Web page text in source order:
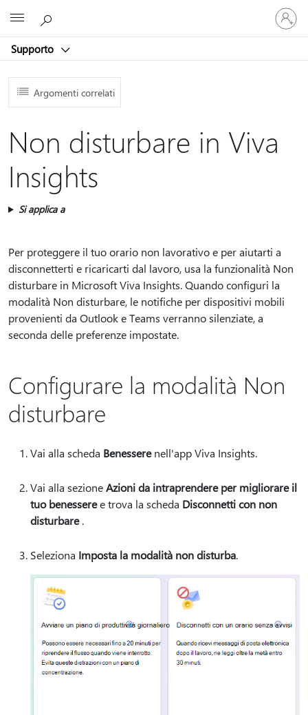
Supporto
Accedi
con
il
account
Argomenti correlati
Non disturbare in Viva
Insights
Si applica a
Per proteggere il tuo orario non lavorativo e per aiutarti a
disconnetterti e ricaricarti dal lavoro, usa la funzionalità Non
disturbare in Microsoft Viva Insights. Quando configuri la
modalità Non disturbare, le notifiche per dispositivi mobili
provenienti da Outlook e Teams verranno silenziate, a
seconda delle preferenze impostate.
Configurare la modalità Non
disturbare
Vai alla scheda Benesserenell'app Viva Insights.
Vai alla sezioneAzioni da intraprendere per migliorare il
tuo benesseree trova la scheda Disconnetti con non
disturbare.
Seleziona Imposta la modalità non disturba.